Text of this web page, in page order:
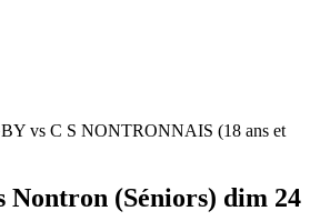
vs C S NONTRONNAIS (18 ans et
Nontron (Séniors) dim 24